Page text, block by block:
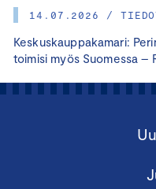
14.07.2026 /
Keskuskauppakamari:
toimisi myös Suomessa –